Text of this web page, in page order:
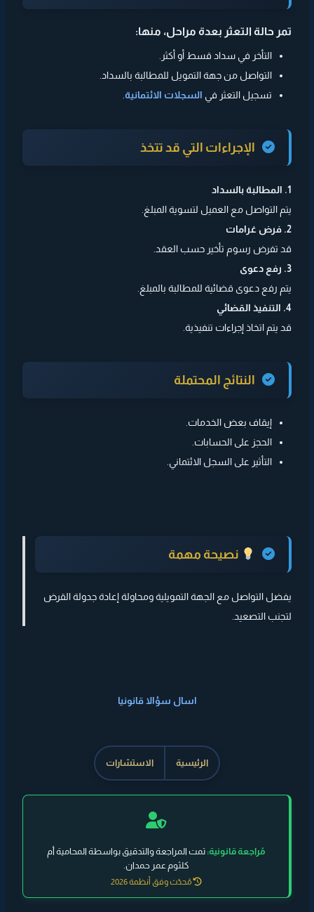
تمر حالة التعثر بعدة مراحل، منها:
التأخر في سداد قسط أو أكثر.
التواصل من جهة التمويل للمطالبة بالسداد.
تسجيل التعثر في السجلات الائتمانية
الإجراءات التي قد تتخذ
1. المطالبة بالسداد
يتم التواصل مع العميل لتسوية المبلغ.
2. فرض غرامات
قد تفرض رسوم تأخير حسب العقد.
3. رفع دعوى
يتم رفع دعوى قضائية للمطالبة بالمبلغ.
4. التنفيذ القضائي
قد يتم اتخاذ إجراءات تنفيذية.
النتائج المحتملة
إيقاف بعض الخدمات.
الحجز على الحسابات.
التأثير على السجل الائتماني.
نصيحة مهمة
يفضل التواصل مع الجهة التمويلية ومحاولة إعادة جدولة القرض
لتجنب التصعيد.
اسال سؤالا قانونيا
الرئيسية الاستشارات
مُراجعة قانونية: تمت المراجعة والتدقيق بواسطة المحامية أم
كلثوم عمر حمدان.
مُحدّث وفق أنظمة 2026